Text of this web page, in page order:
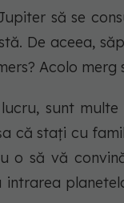
să se
De aceea,
Acolo merg
sunt
că stați cu
o să vă
intrarea